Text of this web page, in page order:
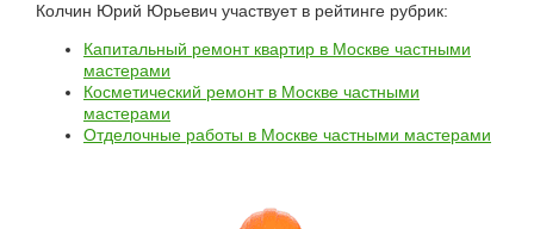
Колчин Юрий Юрьевич участвует в рейтинге рубрик:
Капитальный ремонт квартир в Москве частными
мастерами
Косметический ремонт в Москве частными
мастерами
Отделочные работы в Москве частными мастерами